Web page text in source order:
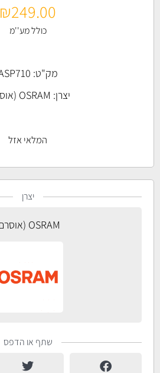
₪249.00
כולל מע''מ
מק"ט: ASP710
יצרן: OSRAM (אוסרם)
המלאי אזל
יצרן
OSRAM (אוסרם)
שתף או הדפס